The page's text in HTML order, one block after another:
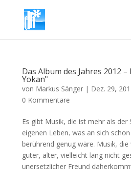
Das Album des Jahres 2012
Yokan"
von Markus Sänger| Dez. 29,
0 Kommentare
Es gibt Musik, die ist mehr als der
eigenen Leben, was an sich
berührend genug wäre. Musik,
guter, alter, vielleicht lang nicht
unersetzlicher Freund